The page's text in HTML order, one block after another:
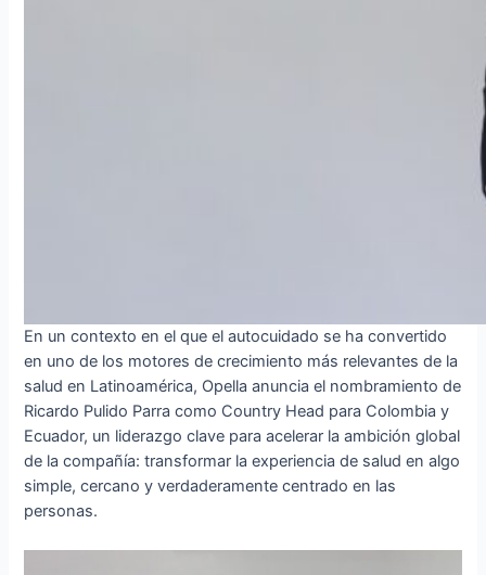
En un contexto en el que el autocuidado se ha convertido
en uno de los motores de crecimiento más relevantes de la
salud en Latinoamérica, Opella anuncia el nombramiento de
Ricardo Pulido Parra como Country Head para Colombia y
Ecuador, un liderazgo clave para acelerar la ambición global
de la compañía: transformar la experiencia de salud en algo
simple, cercano y verdaderamente centrado en las
personas.